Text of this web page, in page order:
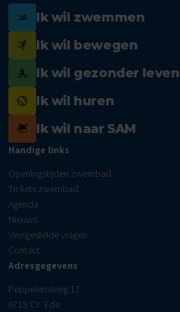
Ik wil zwemmen
Ik wil bewegen
Ik wil gezonder leven
Ik wil huren
Ik wil naar SAM
Handige links
Openingstijden zwembad
Tickets zwembad
Agenda
Nieuws
Veelgestelde vragen
Contact
Adresgegevens
Peppelensteeg 17
6715 CV Ede